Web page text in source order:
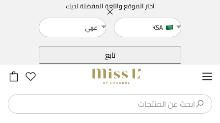
اختر الموقع واللغة المفضلة لديك
KSA
عربي
تابع